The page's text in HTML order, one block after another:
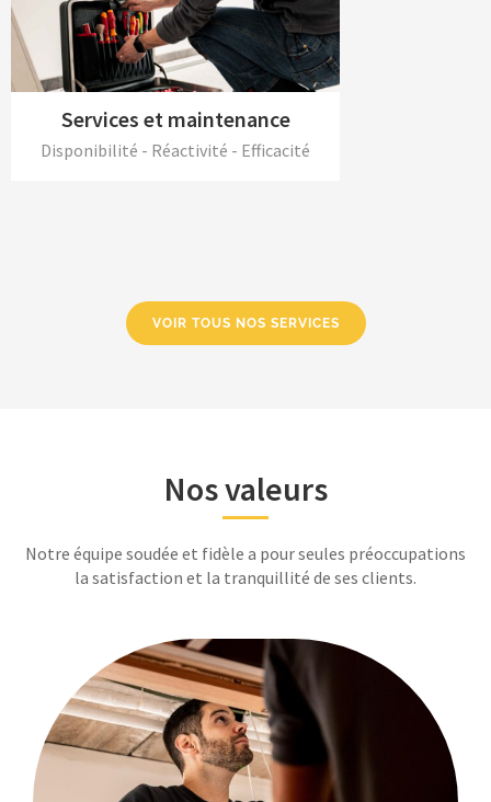
Services et maintenance
Disponibilité - Réactivité - Efficacité
VOIR TOUS NOS SERVICES
Nos valeurs
Notre équipe soudée et fidèle a pour seules préoccupations
la satisfaction et la tranquillité de ses clients.